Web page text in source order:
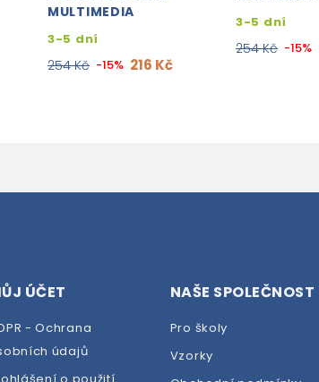
MULTIMEDIA
3-5 dní
254 Kč -15% 216 Kč
3-5 dní
254 Kč -15%
ÚČET
- Ochrana
údajů
NAŠE SPOLEČNOST
Pro školy
Vzorky